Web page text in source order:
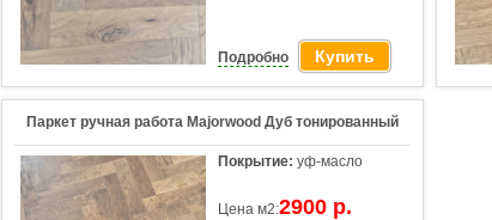
Подробно Купить
Паркет ручная работа Majorwood Дуб тонированный
Покрытие: уф-масло
Цена м2:2900 р.